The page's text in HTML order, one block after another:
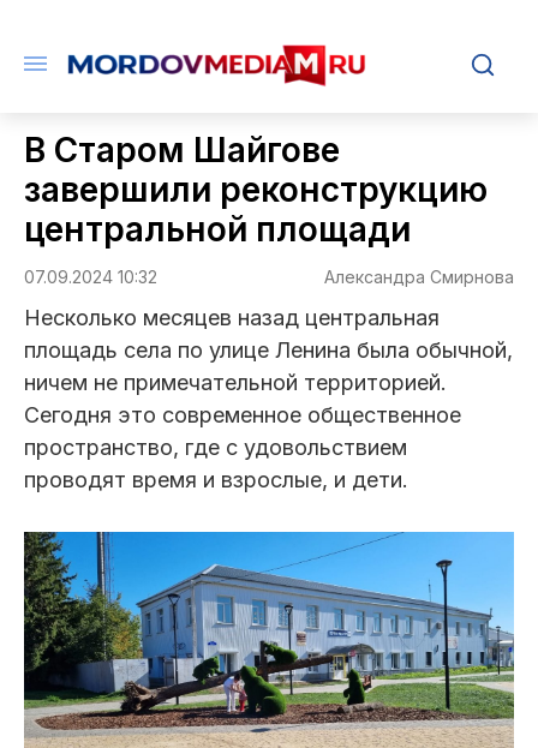
В Старом Шайгове
завершили реконструкцию
центральной площади
07.09.2024 10:32 Александра Смирнова
Несколько месяцев назад центральная
площадь села по улице Ленина была обычной,
ничем не примечательной территорией.
Сегодня это современное общественное
пространство, где с удовольствием
проводят время и взрослые, и дети.